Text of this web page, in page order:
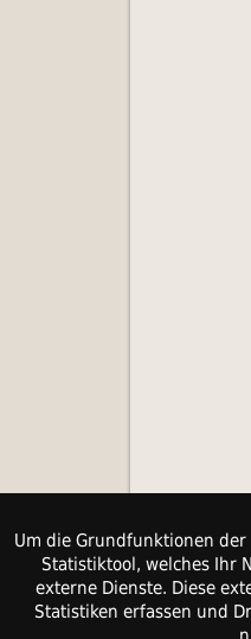
Um die Grundfunktionen
Statistiktool, welches Ihr
externe Dienste. Diese
Statistiken erfassen und